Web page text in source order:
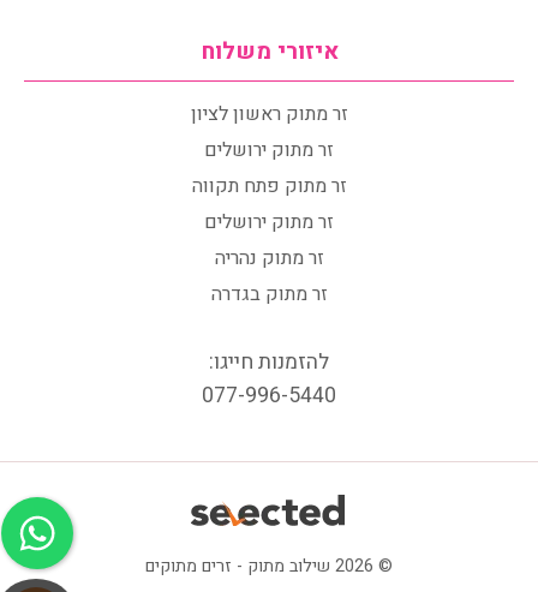
איזורי משלוח
זר מתוק ראשון לציון
זר מתוק ירושלים
זר מתוק פתח תקווה
זר מתוק ירושלים
זר מתוק נהריה
זר מתוק בגדרה
להזמנות חייגו:
077-996-5440
© 2026 שילוב מתוק - זרים מתוקים